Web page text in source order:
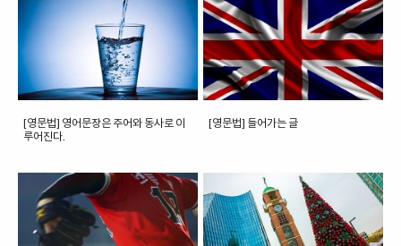
[영문법] 영어문장은 주어와 동사로 이
루어진다.
[영문법] 들어가는 글